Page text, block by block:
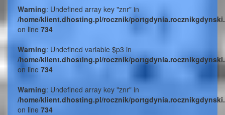
Warning: Undefined array key "znr" in
/home/klient.dhosting.pl/rocznik/
on line 734
Warning: Undefined variable $p3 in
/home/klient.dhosting.pl/rocznik/
on line 734
Warning: Undefined array key "znr" in
/home/klient.dhosting.pl/rocznik/
on line 734